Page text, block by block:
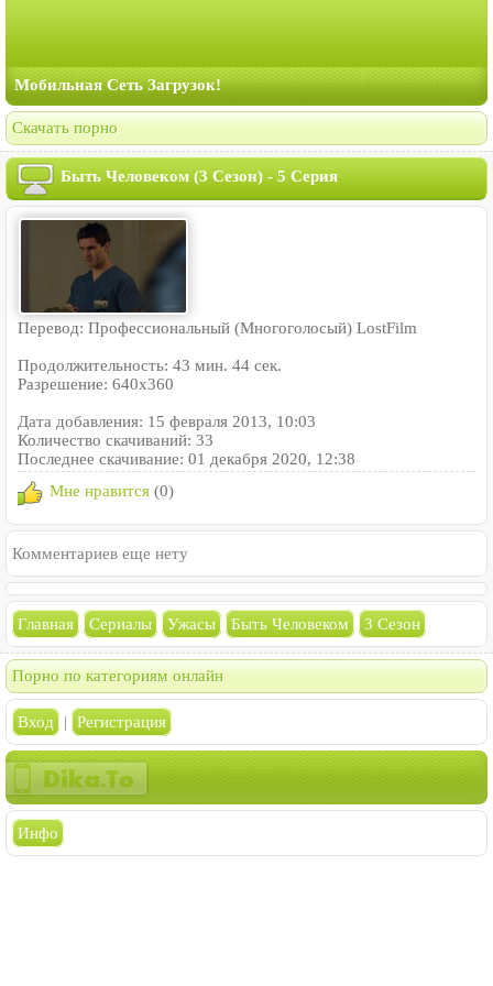
Мобильная Сеть Загрузок!
Скачать порно
Быть Человеком (3 Сезон) - 5 Серия
Перевод: Профессиональный (Многоголосый) LostFilm
Продолжительность: 43 мин. 44 сек.
Разрешение: 640x360
Дата добавления: 15 февраля 2013, 10:03
Количество скачиваний: 33
Последнее скачивание: 01 декабря 2020, 12:38
Мне нравится (0)
Комментариев еще нету
Главная Сериалы Ужасы Быть Человеком 3 Сезон
Порно по категориям онлайн
Вход | Регистрация
Инфо